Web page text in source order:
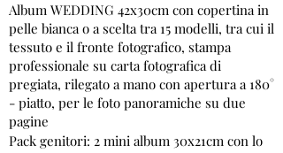
Album WEDDING 42x30cm con copertina in
pelle bianca o a scelta tra 15 modelli, tra cui il
tessuto e il fronte fotografico, stampa
professionale su carta fotografica di
pregiata, rilegato a mano con apertura a 180°
- piatto, per le foto panoramiche su due
pagine
Pack genitori: 2 mini album 30x21cm con lo